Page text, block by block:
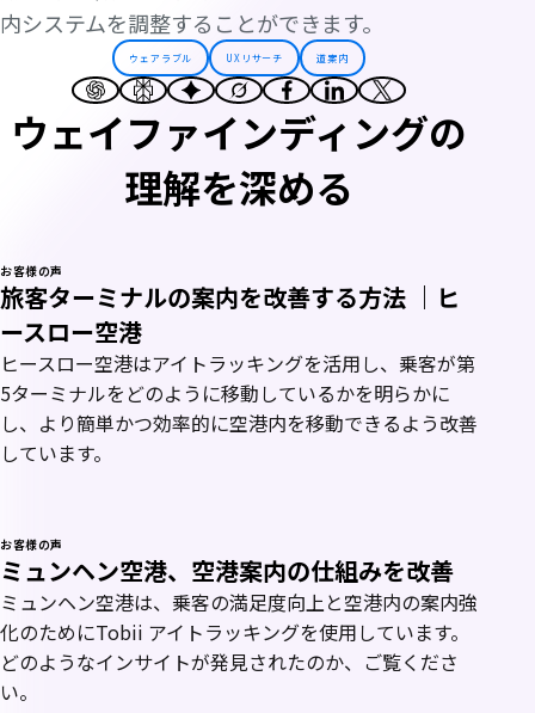
内システムを調整することができます。
ウェアラブル UXリサーチ 道案内
ウェイファインディングの
理解を深める
お客様の声
旅客ターミナルの案内を改善する方法 ｜ヒ
ースロー空港
ヒースロー空港はアイトラッキングを活用し、乗客が第
5ターミナルをどのように移動しているかを明らかに
し、より簡単かつ効率的に空港内を移動できるよう改善
しています。
お客様の声
ミュンヘン空港、空港案内の仕組みを改善
ミュンヘン空港は、乗客の満足度向上と空港内の案内強
化のためにTobii アイトラッキングを使用しています。
どのようなインサイトが発見されたのか、ご覧くださ
い。